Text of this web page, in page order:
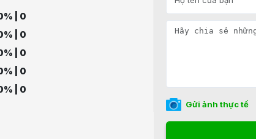
| 0
| 0
| 0
| 0
| 0
Gửi ảnh thực tế